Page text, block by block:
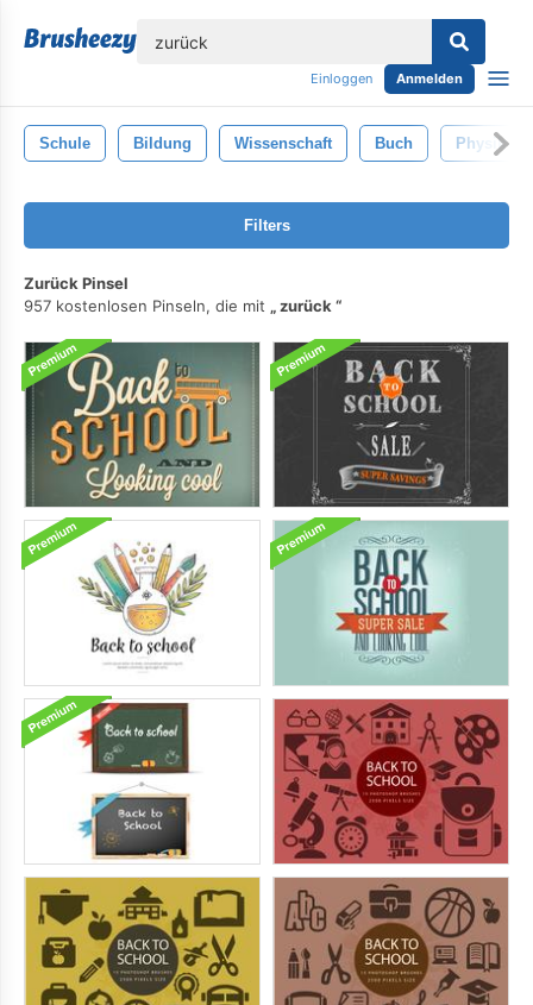
Einloggen Anmelden
Schule Bildung Wissenschaft Buch Physik
Filters
Zurück Pinsel
957 kostenlosen Pinseln, die mit
zurück